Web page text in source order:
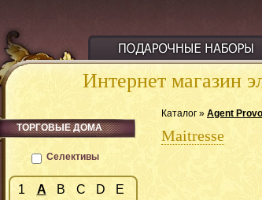
Интернет магазин
Каталог » Agent
Maitresse
ТОРГОВЫЕ ДОМА
Селективы
1 A B C D
E